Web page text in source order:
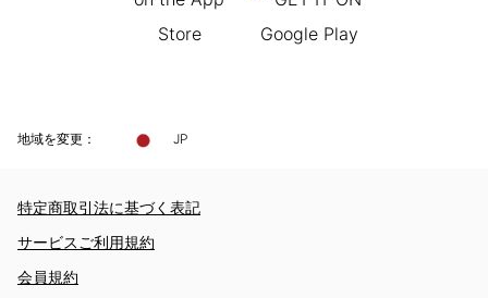
地域を変更： JP
特定商取引法に基づく表記
サービスご利用規約
会員規約